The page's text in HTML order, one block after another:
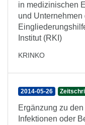
in medizinischen
und Unternehmen
Institut (RKI)
KRINKO
2014-05-26
Ergänzung zu
Infektionen oder